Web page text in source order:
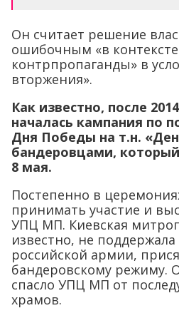
Он считает решение
ошибочным «в контексте
контрпропаганды» в
вторжения».
Как известно, после
началась кампания по
Дня Победы на т.н.
бандеровцами,
8 мая.
Постепенно в
принимать участие и
УПЦ МП. Киевская
известно, не
российской армии,
бандеровскому режиму.
спасло УПЦ МП от
храмов.